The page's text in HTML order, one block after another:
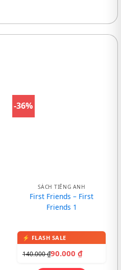
-36%
SÁCH TIẾNG ANH
First Friends – First
Friends 1
140.000₫90.000 ₫